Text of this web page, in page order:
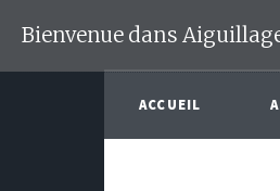
Bienvenue dans
ACCUEIL